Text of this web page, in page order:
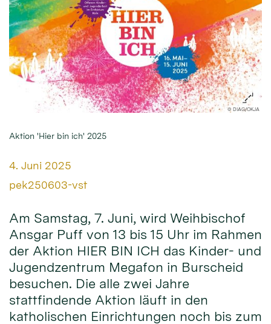
© DIAG/OKJA
Aktion 'Hier bin ich' 2025
Datum:
4. Juni 2025
Von:
pek250603-vst
Am Samstag, 7. Juni, wird Weihbischof
Ansgar Puff von 13 bis 15 Uhr im Rahmen
der Aktion HIER BIN ICH das Kinder- und
Jugendzentrum Megafon in Burscheid
besuchen. Die alle zwei Jahre
stattfindende Aktion läuft in den
katholischen Einrichtungen noch bis zum